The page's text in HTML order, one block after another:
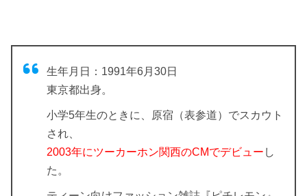
生年月日：1991年6月30日
東京都出身。
小学5年生のときに、原宿（表参道）でスカウト
され、
2003年にツーカーホン関西のCMでデビュー し
た。